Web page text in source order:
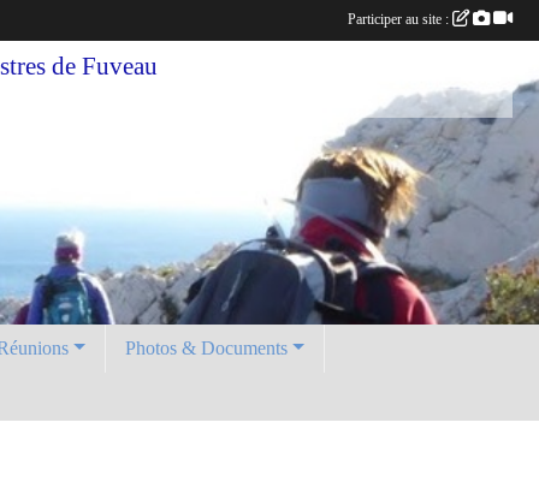
de Fuveau
Photos & Documents
Participer au site :